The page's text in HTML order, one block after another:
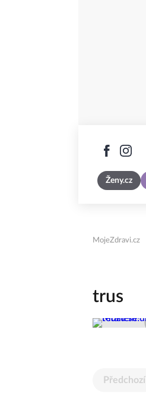
Ženy.cz
MojeZdravi.cz
trus
Předchozí